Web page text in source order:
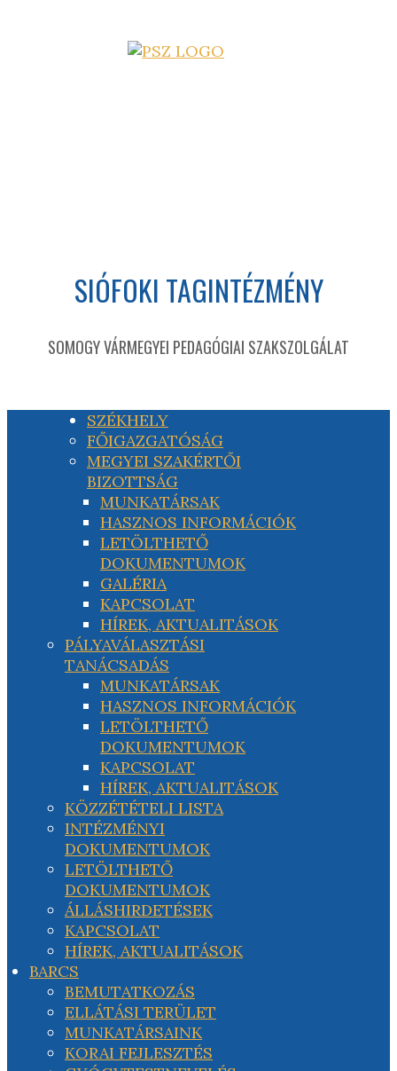
SIÓFOKI TAGINTÉZMÉNY
SOMOGY VÁRMEGYEI PEDAGÓGIAI SZAKSZOLGÁLAT
SZÉKHELY
FŐIGAZGATÓSÁG
MEGYEI SZAKÉRTŐI
BIZOTTSÁG
MUNKATÁRSAK
HASZNOS INFORMÁCIÓK
LETÖLTHETŐ
DOKUMENTUMOK
GALÉRIA
KAPCSOLAT
HÍREK, AKTUALITÁSOK
PÁLYAVÁLASZTÁSI
TANÁCSADÁS
MUNKATÁRSAK
HASZNOS INFORMÁCIÓK
LETÖLTHETŐ
DOKUMENTUMOK
KAPCSOLAT
HÍREK, AKTUALITÁSOK
KÖZZÉTÉTELI LISTA
INTÉZMÉNYI
DOKUMENTUMOK
LETÖLTHETŐ
DOKUMENTUMOK
ÁLLÁSHIRDETÉSEK
KAPCSOLAT
HÍREK, AKTUALITÁSOK
BARCS
BEMUTATKOZÁS
ELLÁTÁSI TERÜLET
MUNKATÁRSAINK
KORAI FEJLESZTÉS